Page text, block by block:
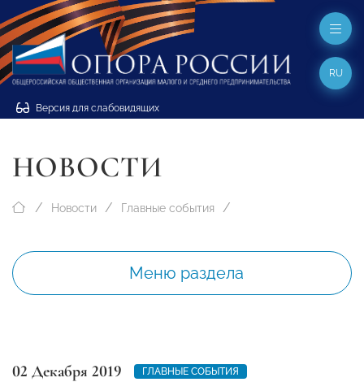
Версия для слабовидящих
RU
НОВОСТИ
Новости Главные события
Меню раздела
02 Декабря 2019 ГЛАВНЫЕ СОБЫТИЯ